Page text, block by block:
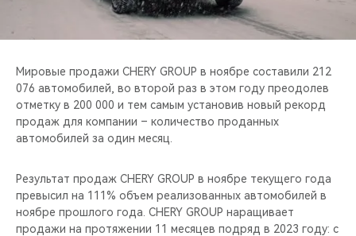
CHERY И СПОРТ
НАШИ МЕРОПРИЯТИЯ
ВИДЕООБЗОРЫ
Мировые продажи CHERY GROUP в ноябре составили 212
076 автомобилей, во второй раз в этом году преодолев
отметку в 200 000 и тем самым установив новый рекорд
продаж для компании – количество проданных
автомобилей за один месяц.
Результат продаж CHERY GROUP в ноябре текущего года
превысил на 111% объем реализованных автомобилей в
ноябре прошлого года. CHERY GROUP наращивает
продажи на протяжении 11 месяцев подряд в 2023 году: с